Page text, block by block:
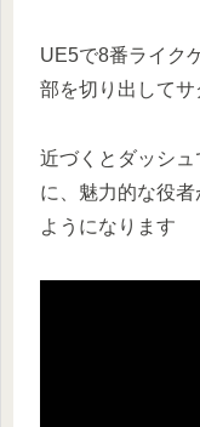
UE5で8番ライク
部を切り出してサ
近づくとダッシ
に、魅力的な役
ようになります